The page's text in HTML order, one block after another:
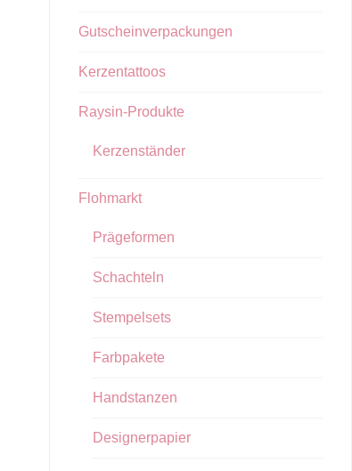
Gutscheinverpackungen
Kerzentattoos
Raysin-Produkte
Kerzenständer
Flohmarkt
Prägeformen
Schachteln
Stempelsets
Farbpakete
Handstanzen
Designerpapier